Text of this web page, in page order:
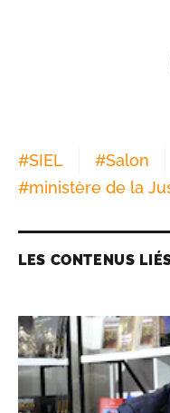
#SIEL #Salon
#ministère de la
LES CONTENUS